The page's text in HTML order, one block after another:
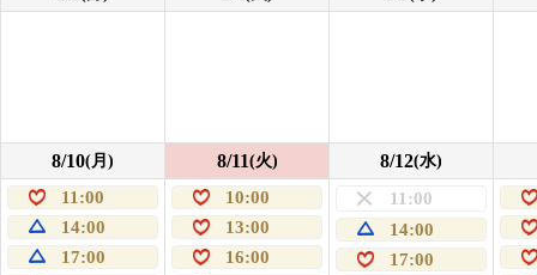
8/10(月)
11:00
14:00
17:00
8/11(火)
10:00
13:00
16:00
8/12(水)
11:00
14:00
17:00